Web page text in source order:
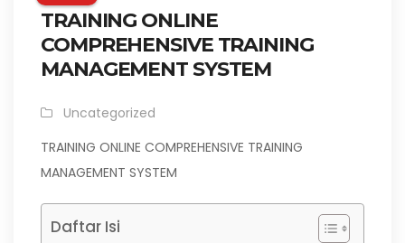
TRAINING ONLINE
COMPREHENSIVE TRAINING
MANAGEMENT SYSTEM
Uncategorized
TRAINING ONLINE COMPREHENSIVE TRAINING
MANAGEMENT SYSTEM
Daftar Isi